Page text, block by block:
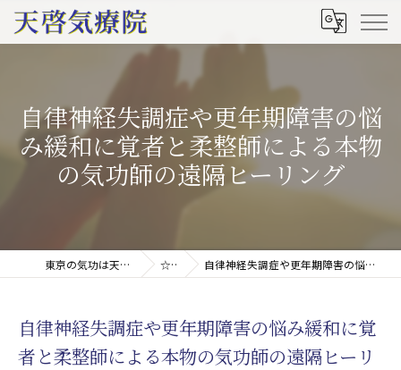
自律神経失調症や更年期障害の悩
み緩和に覚者と柔整師による本物
の気功師の遠隔ヒーリング
東京の気功は天啓気療院(天啓気功療法治療院) ☆ブログ 自律神経失調症や更年期障害の悩み緩和に覚者と柔整師による本物の気功師の遠隔ヒーリング
自律神経失調症や更年期障害の悩み緩和に覚
者と柔整師による本物の気功師の遠隔ヒーリ